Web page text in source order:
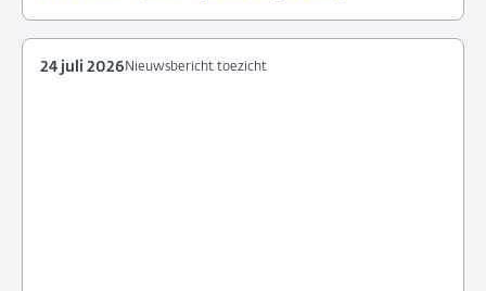
Nieuwsbericht toezicht
24 juli 2026